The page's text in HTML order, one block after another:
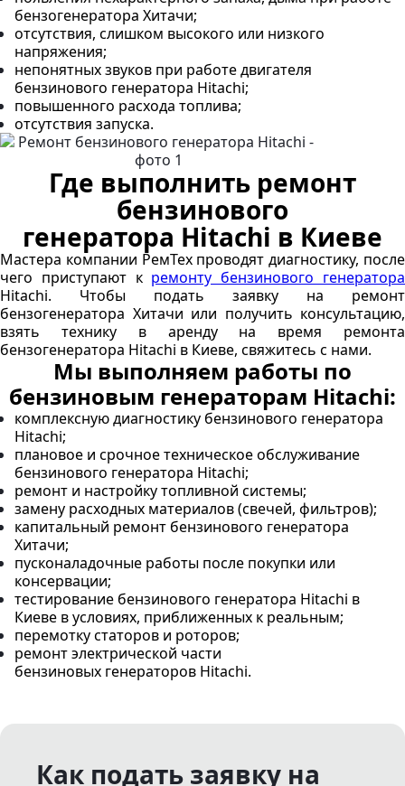
бензогенератора Хитачи;
отсутствия, слишком высокого или низкого
напряжения;
непонятных звуков при работе двигателя
бензинового генератора Hitachi;
повышенного расхода топлива;
отсутствия запуска.
Где выполнить ремонт
бензинового
генератора Hitachi в Киеве
Мастера компании РемТех проводят диагностику, после
чего приступают к ремонту бензинового генератора
Hitachi. Чтобы подать заявку на ремонт
бензогенератора Хитачи или получить консультацию,
взять технику в аренду на время ремонта
бензогенератора Hitachi в Киеве, свяжитесь с нами.
Мы выполняем работы по
бензиновым генераторам Hitachi:
комплексную диагностику бензинового генератора
Hitachi;
плановое и срочное техническое обслуживание
бензинового генератора Hitachi;
ремонт и настройку топливной системы;
замену расходных материалов (свечей, фильтров);
капитальный ремонт бензинового генератора
Хитачи;
пусконаладочные работы после покупки или
консервации;
тестирование бензинового генератора Hitachi в
Киеве в условиях, приближенных к реальным;
перемотку статоров и роторов;
ремонт электрической части
бензиновых генераторов Hitachi.
Как подать заявку на